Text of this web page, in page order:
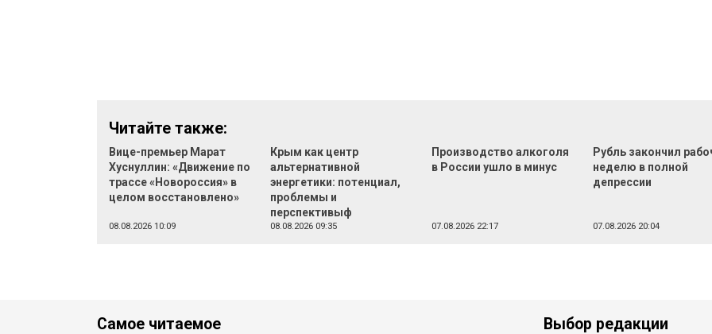
Читайте также:
Вице-премьер Марат
Хуснуллин: «Движение по
трассе «Новороссия» в
целом восстановлено»
08.08.2026 10:09
Крым как центр
альтернативной
энергетики: потенциал,
проблемы и
перспективыф
08.08.2026 09:35
Производство алкоголя
в России ушло в минус
07.08.2026 22:17
Рубль закончил
неделю в полной
депрессии
07.08.2026 20:04
Самое читаемое Выбор редакции